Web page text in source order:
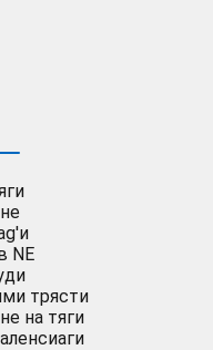
NE
трясти
на тяги